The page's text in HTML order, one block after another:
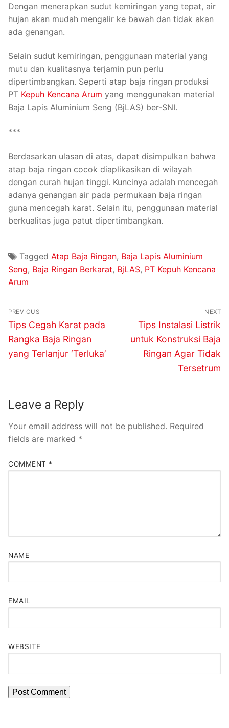
Dengan menerapkan sudut kemiringan yang tepat, air
hujan akan mudah mengalir ke bawah dan tidak akan
ada genangan.
Selain sudut kemiringan, penggunaan material yang
mutu dan kualitasnya terjamin pun perlu
dipertimbangkan. Seperti atap baja ringan produksi
PT Kepuh Kencana Arum yang menggunakan material
Baja Lapis Aluminium Seng (BjLAS) ber-SNI.
***
Berdasarkan ulasan di atas, dapat disimpulkan bahwa
atap baja ringan cocok diaplikasikan di wilayah
dengan curah hujan tinggi. Kuncinya adalah mencegah
adanya genangan air pada permukaan baja ringan
guna mencegah karat. Selain itu, penggunaan material
berkualitas juga patut dipertimbangkan.
Tagged Atap Baja Ringan, Baja Lapis Aluminium
Seng, Baja Ringan Berkarat, BjLAS, PT Kepuh Kencana
Arum
PREVIOUS
Tips Cegah Karat pada
Rangka Baja Ringan
yang Terlanjur ‘Terluka’
NEXT
Tips Instalasi Listrik
untuk Konstruksi Baja
Ringan Agar Tidak
Tersetrum
Leave a Reply
Your email address will not be published. Required
fields are marked *
COMMENT *
NAME
EMAIL
WEBSITE